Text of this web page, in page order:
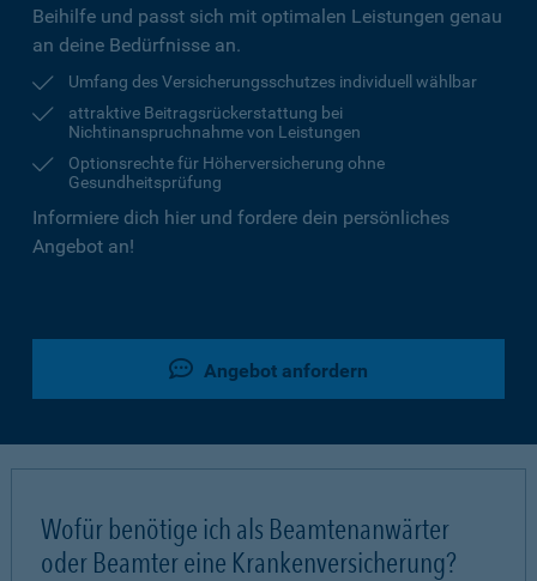
Beihilfe und passt sich mit optimalen Leistungen genau
an deine Bedürfnisse an.
Umfang des Versicherungsschutzes individuell wählbar
attraktive Beitragsrückerstattung bei
Nichtinanspruchnahme von Leistungen
Optionsrechte für Höherversicherung ohne
Gesundheitsprüfung
Informiere dich hier und fordere dein persönliches
Angebot an!
Angebot anfordern
Wofür benötige ich als Beamtenanwärter
oder Beamter eine Krankenversicherung?